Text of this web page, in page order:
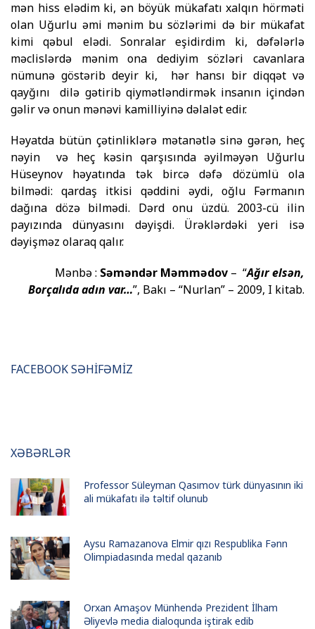
mən hiss elədim ki, ən böyük mükafatı xal­qın hörməti
olan Uğurlu əmi mənim bu sözlərimi də bir mü­kafat
kimi qəbul elədi. Sonralar eşidirdim ki, dəfələrlə
məclis­lərdə mənim ona dediyim sözləri cavanlara
nümunə göstərib de­yir ki, hər hansı bir diqqət və
qayğını dilə gətirib qiymətlən­dir­mək insanın içindən
gəlir və onun mənəvi kamilliyinə dəlalət edir.
Həyatda bütün çətinliklərə mətanətlə sinə gərən, heç
nəyin və heç kəsin qarşısında əyilməyən Uğurlu
Hüseynov həyatında tək bircə dəfə dözümlü ola
bilmədi: qardaş itkisi qəddini əydi, oğlu Fərmanın
dağına dözə bilmədi. Dərd onu üzdü. 2003-cü ilin
payızında dünyasını dəyişdi. Ürəklərdəki yeri isə
dəyişməz olaraq qalır.
Mənbə : Səməndər Məmmədov – “Ağır elsən,
Borçalıda adın var…”, Bakı – “Nurlan” – 2009, I kitab.
FACEBOOK SƏHİFƏMİZ
XƏBƏRLƏR
Professor Süleyman Qasımov türk dünyasının iki
ali mükafatı ilə təltif olunub
Aysu Ramazanova Elmir qızı Respublika Fənn
Olimpiadasında medal qazanıb
Orxan Amaşov Münhendə Prezident İlham
Əliyevlə media dialoqunda iştirak edib